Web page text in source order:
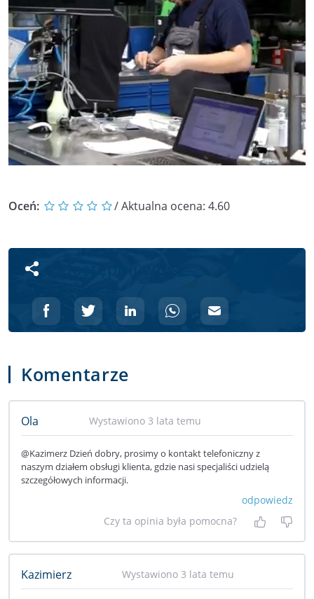
Oceń: / Aktualna ocena: 4.60
Komentarze
Ola Wystawiono 3 lata temu
@Kazimerz Dzień dobry, prosimy o kontakt telefoniczny z
naszym działem obsługi klienta, gdzie nasi specjaliści udzielą
szczegółowych informacji.
odpowiedz
Czy ta opinia była pomocna?
Tak, była
Nie
Kazimierz Wystawiono 3 lata temu